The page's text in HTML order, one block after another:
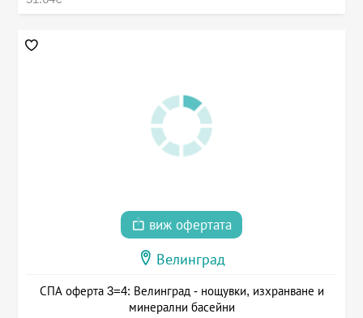
виж офертата
Велинград
СПА оферта 3=4: Велинград - нощувки, изхранване и
минерални басейни